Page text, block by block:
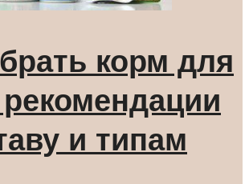
корм для
и типам